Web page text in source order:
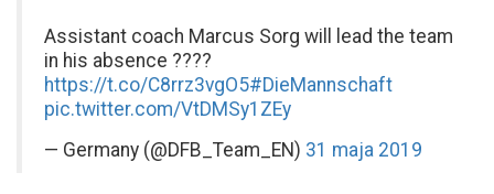
Assistant coach Marcus Sorg will lead the team
in his absence ????
https://t.co/C8rrz3vgO5#DieMannschaft
pic.twitter.com/VtDMSy1ZEy
— Germany (@DFB_Team_EN) 31 maja 2019